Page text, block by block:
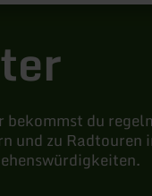
du
und zu Radtouren